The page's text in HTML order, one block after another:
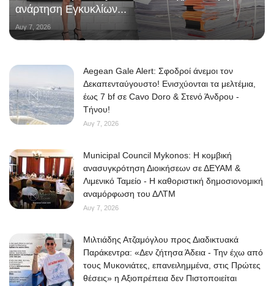
ανάρτηση Εγκυκλίων...
Αυγ 7, 2026
Aegean Gale Alert: Σφοδροί άνεμοι τον
Δεκαπενταύγουστο! Ενισχύονται τα μελτέμια,
έως 7 bf σε Cavo Doro & Στενό Άνδρου -
Τήνου!
Αυγ 7, 2026
Municipal Council Mykonos: Η κομβική
ανασυγκρότηση Διοικήσεων σε ΔΕΥΑΜ &
Λιμενικό Ταμείο - Η καθοριστική δημοσιονομική
αναμόρφωση του ΔΛΤΜ
Αυγ 7, 2026
Μιλτιάδης Ατζαμόγλου προς Διαδικτυακά
Παράκεντρα: «Δεν ζήτησα Άδεια - Την έχω από
τους Μυκονιάτες, επανειλημμένα, στις Πρώτες
θέσεις» η Αξιοπρέπεια δεν Πιστοποιείται